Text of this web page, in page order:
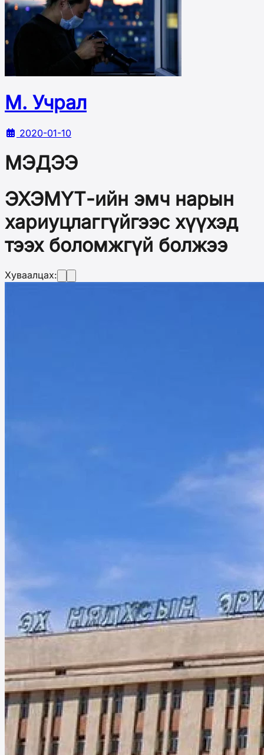
М. Учрал
2020-01-10
МЭДЭЭ
ЭХЭМҮТ-ийн эмч нарын
хариуцлаггүйгээс хүүхэд
тээх боломжгүй болжээ
Хуваалцах: